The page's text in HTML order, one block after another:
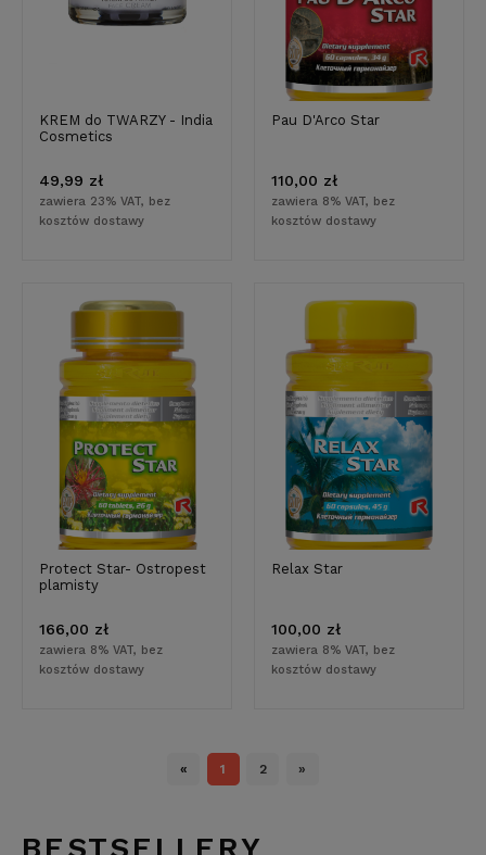
KREM do TWARZY - India
Cosmetics
49,99 zł
zawiera 23% VAT, bez
kosztów dostawy
Pau D'Arco Star
110,00 zł
zawiera 8% VAT, bez
kosztów dostawy
Protect Star- Ostropest
plamisty
166,00 zł
zawiera 8% VAT, bez
kosztów dostawy
Relax Star
100,00 zł
zawiera 8% VAT, bez
kosztów dostawy
« 1 2 »
BESTSELLERY